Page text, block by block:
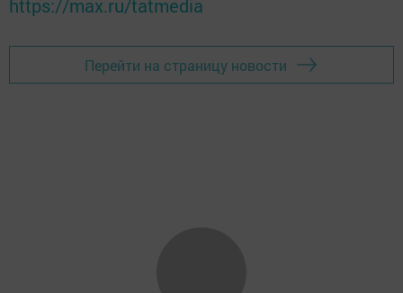
https://max.ru/tatmedia
Перейти на страницу новости